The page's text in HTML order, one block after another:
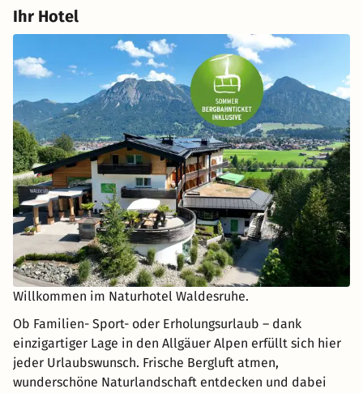
Ihr Hotel
Willkommen im Naturhotel Waldesruhe.
Ob Familien- Sport- oder Erholungsurlaub – dank
einzigartiger Lage in den Allgäuer Alpen erfüllt sich hier
jeder Urlaubswunsch. Frische Bergluft atmen,
wunderschöne Naturlandschaft entdecken und dabei